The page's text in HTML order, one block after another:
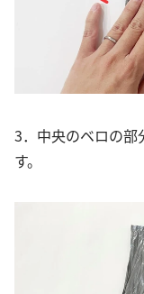
3．中央のベロの部
す。